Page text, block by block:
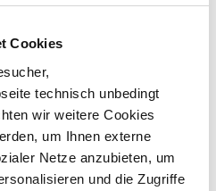
Cookies
technisch unbedingt
wir weitere Cookies
um Ihnen externe
Netze anzubieten, um
und die Zugriffe